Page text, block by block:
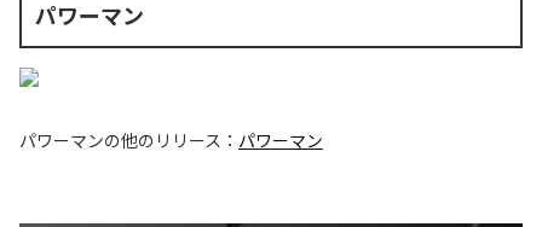
パワーマン
パワーマンの他のリリース： パワーマン